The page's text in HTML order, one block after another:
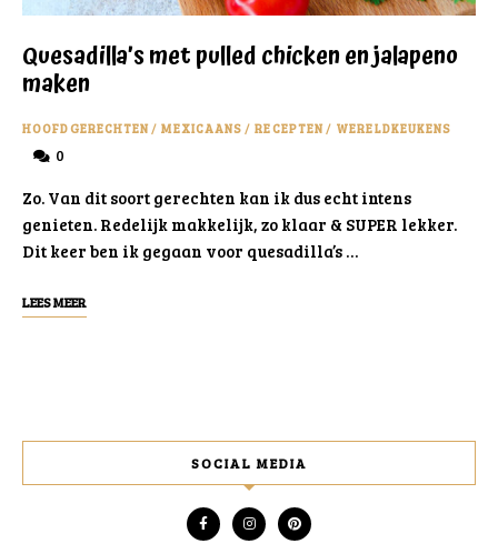
Quesadilla’s met pulled chicken en jalapeno
maken
HOOFDGERECHTEN / MEXICAANS / RECEPTEN / WERELDKEUKENS
0
Zo. Van dit soort gerechten kan ik dus echt intens
genieten. Redelijk makkelijk, zo klaar & SUPER lekker.
Dit keer ben ik gegaan voor quesadilla’s …
LEES MEER
SOCIAL MEDIA